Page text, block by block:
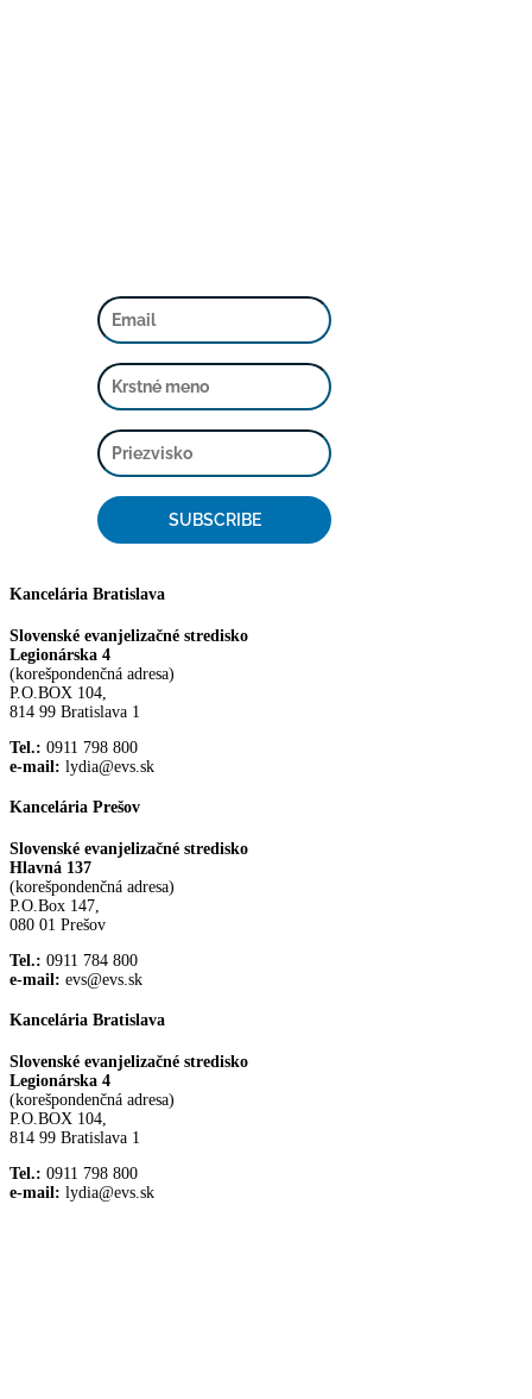
SUBSCRIBE
Kancelária Bratislava
Slovenské evanjelizačné stredisko
Legionárska 4
(korešpondenčná adresa)
P.O.BOX 104,
814 99 Bratislava 1
Tel.: 0911 798 800
e-mail: lydia@evs.sk
Kancelária Prešov
Slovenské evanjelizačné stredisko
Hlavná 137
(korešpondenčná adresa)
P.O.Box 147,
080 01 Prešov
Tel.: 0911 784 800
e-mail: evs@evs.sk
Kancelária Bratislava
Slovenské evanjelizačné stredisko
Legionárska 4
(korešpondenčná adresa)
P.O.BOX 104,
814 99 Bratislava 1
Tel.: 0911 798 800
e-mail: lydia@evs.sk